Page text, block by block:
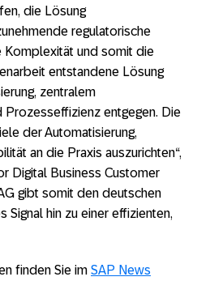
die Lösung
regulatorische
Komplexität und somit die
entstandene Lösung
zentralem
entgegen. Die
der Automatisierung,
an die Praxis auszurichten“,
Digital Business Customer
gibt somit den deutschen
Signal hin zu einer effizienten,
finden Sie im SAP News